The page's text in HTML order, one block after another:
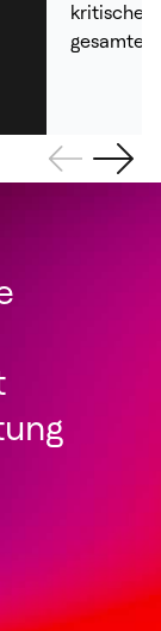
kritischer
gesamten